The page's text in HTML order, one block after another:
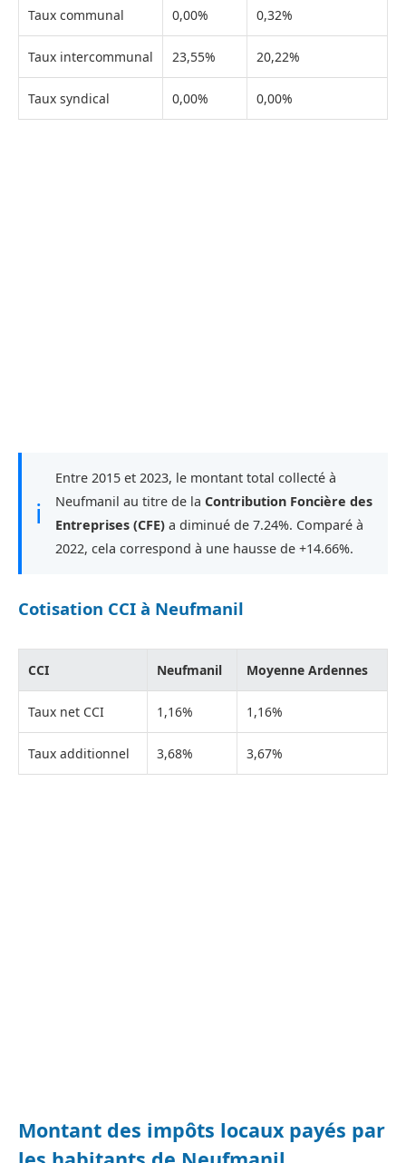
Taux communal 0,00% 0,32%
Taux intercommunal 23,55% 20,22%
Taux syndical 0,00% 0,00%
ℹ
Entre 2015 et 2023, le montant total collecté à
Neufmanil au titre de la Contribution Foncière des
Entreprises (CFE) a diminué de 7.24%. Comparé à
2022, cela correspond à une hausse de +14.66%.
Cotisation CCI à Neufmanil
CCI Neufmanil Moyenne Ardennes
Taux net CCI 1,16% 1,16%
Taux additionnel 3,68% 3,67%
Montant des impôts locaux payés par